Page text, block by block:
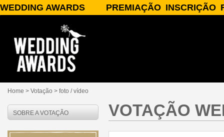
WEDDING AWARDS
PATROCÍNIO/APOIO
PARCEIROS
PUBLICIDADE
PERGUNTAS FREQUENTES
CONTATO
PREMIAÇÃO INSCRIÇÃO
Home > Votação > foto / vídeo
SOBRE A VOTAÇÃO
VOTAÇÃO